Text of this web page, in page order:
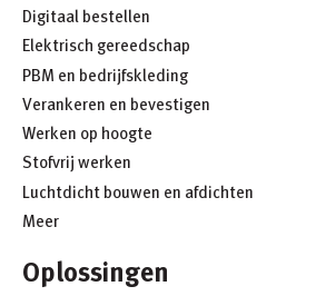
Digitaal bestellen
Elektrisch gereedschap
PBM en bedrijfskleding
Verankeren en bevestigen
Werken op hoogte
Stofvrij werken
Luchtdicht bouwen en afdichten
Meer
Oplossingen